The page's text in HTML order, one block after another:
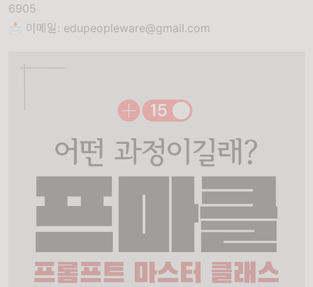
6905
📩 이메일: edupeopleware@gmail.com